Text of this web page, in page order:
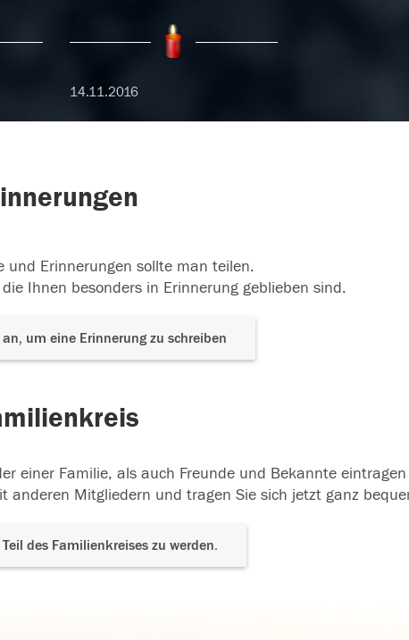
14.11.2016
und Erinnerungen sollte man teilen.
Ihnen besonders in Erinnerung geblieben sind.
um eine Erinnerung zu schreiben
einer Familie, als auch Freunde und Bekannte
anderen Mitgliedern und tragen Sie sich jetzt ganz
des Familienkreises zu werden.